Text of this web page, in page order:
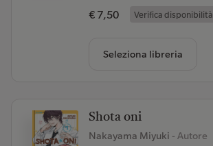
€ 7,50 Verifica disponibilità
Seleziona libreria
Shota oni
Nakayama Miyuki - Autore